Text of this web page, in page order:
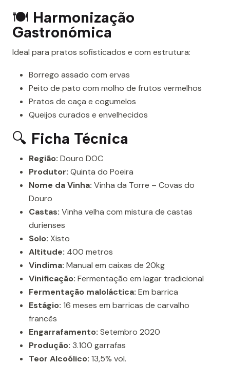
🍽 Harmonização
Gastronómica
Ideal para pratos sofisticados e com estrutura:
Borrego assado com ervas
Peito de pato com molho de frutos vermelhos
Pratos de caça e cogumelos
Queijos curados e envelhecidos
🔍 Ficha Técnica
Região: Douro DOC
Produtor: Quinta do Poeira
Nome da Vinha: Vinha da Torre – Covas do
Douro
Castas: Vinha velha com mistura de castas
durienses
Solo: Xisto
Altitude: 400 metros
Vindima: Manual em caixas de 20kg
Vinificação: Fermentação em lagar tradicional
Fermentação maloláctica: Em barrica
Estágio: 16 meses em barricas de carvalho
francês
Engarrafamento: Setembro 2020
Produção: 3.100 garrafas
Teor Alcoólico: 13,5% vol.